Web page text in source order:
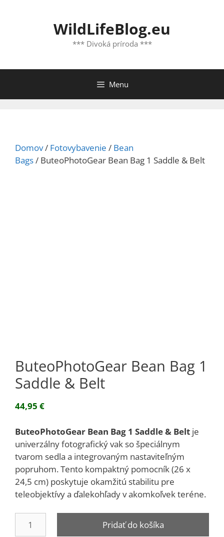
WildLifeBlog.eu
*** Divoká príroda ***
Menu
Domov/ Fotovybavenie / Bean
Bags/ ButeoPhotoGear Bean Bag 1 Saddle & Belt
ButeoPhotoGear Bean Bag 1
Saddle & Belt
44,95 €
ButeoPhotoGear Bean Bag 1 Saddle & Belt je
univerzálny fotografický vak so špeciálnym
tvarom sedla a integrovaným nastaviteľným
popruhom.Tento kompaktný pomocník (26 x
24,5 cm) poskytuje okamžitú stabilitu pre
teleobjektívy a ďalekohľady v akomkoľvek teréne.
ButeoPhotoGear
Pridať do košíka